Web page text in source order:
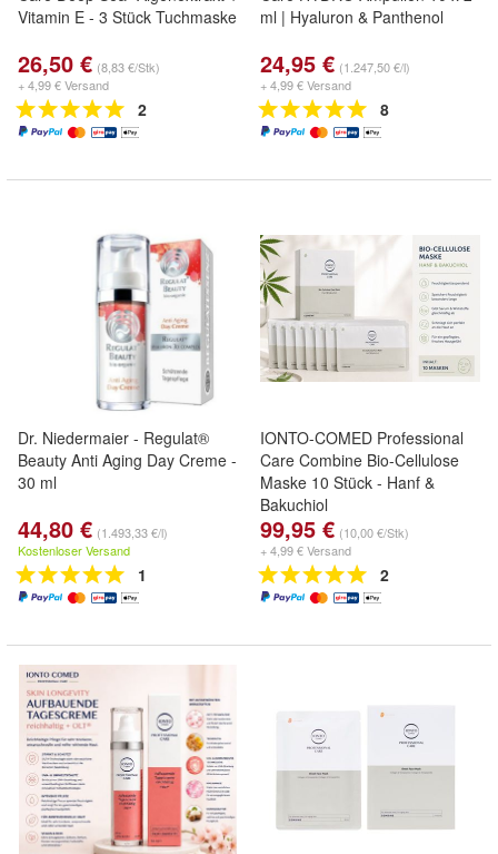
Vitamin E - 3 Stück Tuchmaske
26,50 € (8,83 €/Stk)
+ 4,99 € Versand
2
ml | Hyaluron & Panthenol
24,95 € (1.247,50 €/l)
+ 4,99 € Versand
8
Dr. Niedermaier - Regulat®
Beauty Anti Aging Day Creme -
30 ml
44,80 € (1.493,33 €/l)
Kostenloser Versand
1
IONTO-COMED Professional
Care Combine Bio-Cellulose
Maske 10 Stück - Hanf &
Bakuchiol
99,95 € (10,00 €/Stk)
+ 4,99 € Versand
2